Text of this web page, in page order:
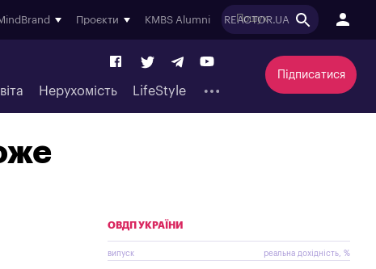
Проєкти KMBS Alumni REACTOR.UA
Нерухомість LifeStyle
Підписатися
ОВДП УКРАЇНИ
випуск реальна дохідність, %